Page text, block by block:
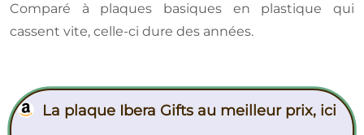
Comparé à plaques basiques en plastique qui
cassent vite, celle-ci dure des années.
La plaque Ibera Gifts au meilleur prix, ici